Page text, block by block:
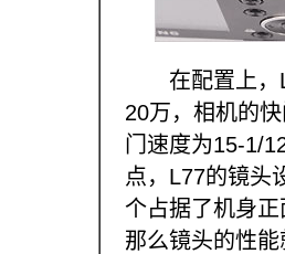
在配置上，
20万，相机的
门速度为15-1/
点，L77的镜头
个占据了机身
那么镜头的性